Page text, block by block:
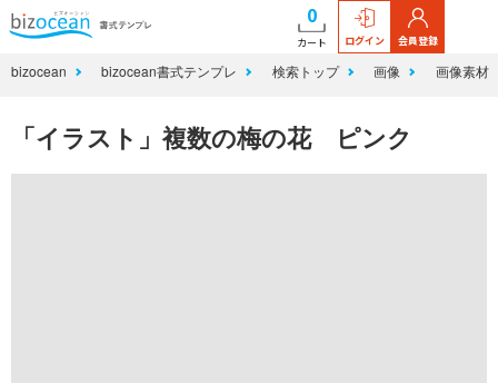
0
カート ログイン 会員登録
bizocean bizocean書式テンプレ 検索トップ 画像 画像素材
「イラスト」複数の梅の花 ピンク